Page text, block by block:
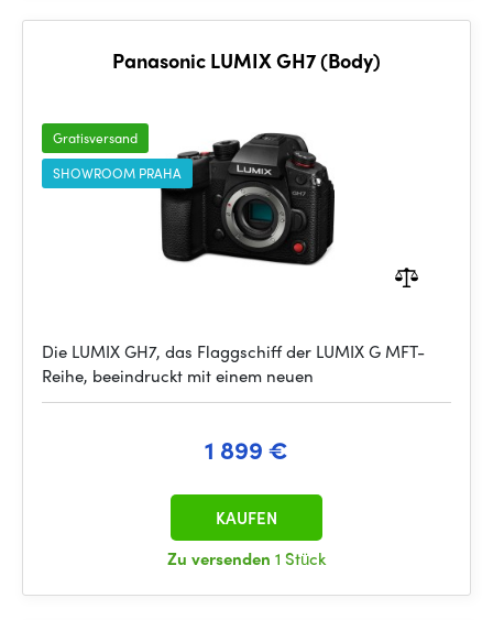
Panasonic LUMIX GH7 (Body)
Gratisversand
SHOWROOM PRAHA
Die LUMIX GH7, das Flaggschiff der LUMIX G MFT-
Reihe, beeindruckt mit einem neuen
1 899 €
Zu versenden 1 Stück
KAUFEN